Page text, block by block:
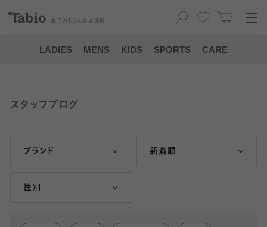
靴下の Tabio 公式通販
LADIES MENS KIDS SPORTS CARE
スタッフブログ
ブランド 新着順
性別